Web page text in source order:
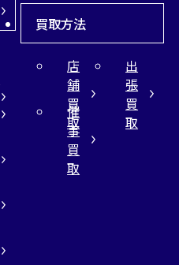
買取方法
店
舗
買
取
出
張
買
取
催
事
買
取